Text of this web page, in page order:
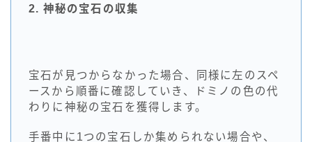
2. 神秘の宝石の収集
宝石が見つからなかった場合、同様に左のスペ
ースから順番に確認していき、ドミノの色の代
わりに神秘の宝石を獲得します。
手番中に1つの宝石しか集められない場合や、